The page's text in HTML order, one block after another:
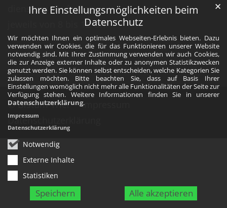
Ihre Einstellungsmöglichkeiten beim
Datenschutz
Wir möchten Ihnen ein optimales Webseiten-Erlebnis bieten. Dazu
verwenden wir Cookies, die für das Funktionieren unserer Website
notwendig sind. Mit Ihrer Zustimmung verwenden wir auch Cookies,
die zur Anzeige externer Inhalte oder zu anonymen Statistikzwecken
genutzt werden. Sie können selbst entscheiden, welche Kategorien Sie
zulassen möchten. Bitte beachten Sie, dass auf Basis Ihrer
Einstellungen womöglich nicht mehr alle Funktionalitäten der Seite zur
Verfügung stehen. Weitere Informationen finden Sie in unserer
Datenschutzerklärung.
Notwendig
Externe Inhalte
Statistiken
Speichern Alle akzeptieren
✕
Impressum
Datenschutzerklärung
dienstags bis freitags,
jeweils von 8 bis 12 Uhr
© Bistum Trier
Impressum
Datenschutzerklärung